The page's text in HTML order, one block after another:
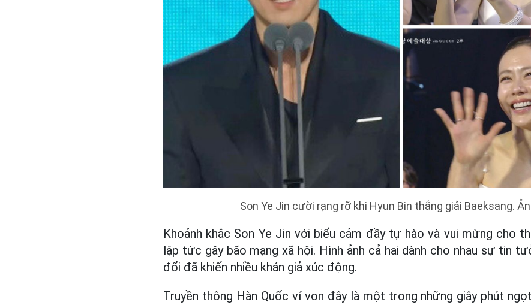
Son Ye Jin cười rạng rỡ khi Hyun Bin thắng giải Baeksang.
Khoảnh khắc Son Ye Jin với biểu cảm đầy tự hào và vui mừng cho
lập tức gây bão mạng xã hội. Hình ảnh cả hai dành cho nhau sự tin
đổi đã khiến nhiều khán giả xúc động.
Truyền thông Hàn Quốc ví von đây là một trong những giây phút